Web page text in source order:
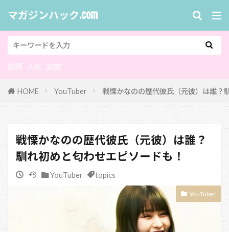
マガジンハック.com
HOME YouTuber 戦慄かなのの歴代彼氏（元彼）は誰？
戦慄かなのの歴代彼氏（元彼）は誰？
馴れ初めと匂わせエピソードも！
YouTuber topics
YouTuber